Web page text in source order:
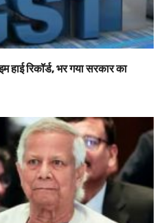
रिकॉर्ड, भर गया सरकार का